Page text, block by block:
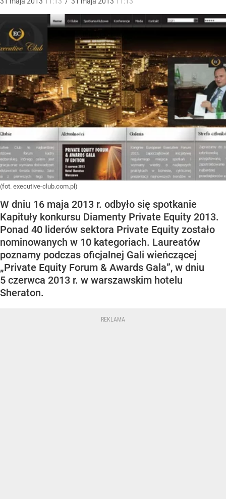
(fot. executive-club.com.pl)
W dniu 16 maja 2013 r. odbyło się spotkanie
Kapituły konkursu Diamenty Private Equity 2013.
Ponad 40 liderów sektora Private Equity zostało
nominowanych w 10 kategoriach. Laureatów
poznamy podczas oficjalnej Gali wieńczącej
„Private Equity Forum & Awards Gala”, w dniu
5 czerwca 2013 r. w warszawskim hotelu
Sheraton.